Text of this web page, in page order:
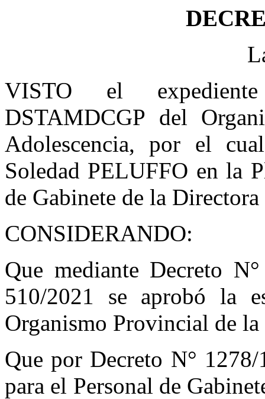
VISTO el expediente
DSTAMDCGP del
Adolescencia, por el
Soledad PELUFFO en la
de Gabinete de la
CONSIDERANDO:
Que mediante Decreto
510/2021 se aprobó la
Organismo Provincial de
Que por Decreto N°
para el Personal de